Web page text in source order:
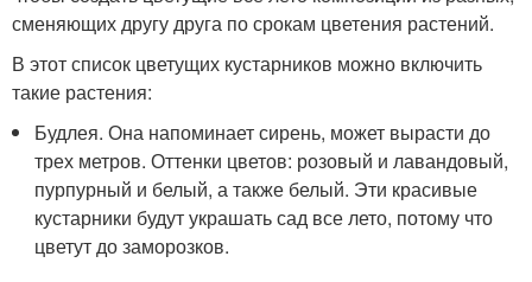
сменяющих другу друга по срокам цветения растений.
В этот список цветущих кустарников можно включить
такие растения:
Будлея. Она напоминает сирень, может вырасти до
трех метров. Оттенки цветов: розовый и лавандовый,
пурпурный и белый, а также белый. Эти красивые
кустарники будут украшать сад все лето, потому что
цветут до заморозков.